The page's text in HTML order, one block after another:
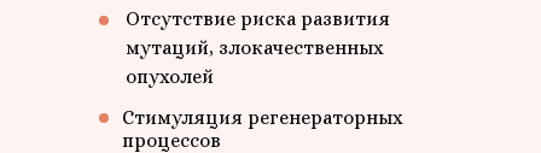
Отсутствие риска развития
мутаций, злокачественных
опухолей
Стимуляция регенераторных
процессов